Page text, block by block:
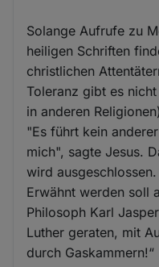
Solange Aufrufe zu
heiligen Schriften
christlichen
Toleranz gibt es
in anderen
"Es führt kein
mich", sagte Jesus.
wird ausgeschlossen.
Erwähnt werden soll
Philosoph Karl
Luther geraten, mit
durch Gaskammern!“